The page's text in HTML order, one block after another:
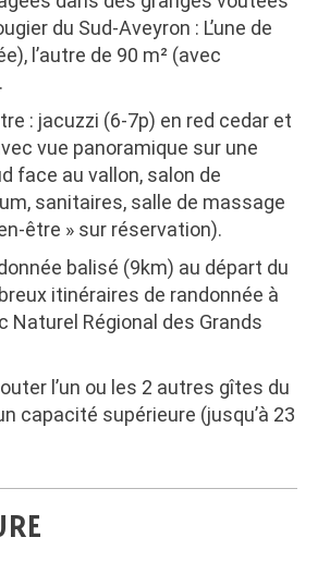
du Sud-Aveyron : L’une de
l’autre de 90 m² (avec
: jacuzzi (6-7p) en red cedar et
vue panoramique sur une
face au vallon, salon de
sanitaires, salle de massage
être » sur réservation).
balisé (9km) au départ du
itinéraires de randonnée à
Naturel Régional des Grands
l’un ou les 2 autres gîtes du
capacité supérieure (jusqu’à 23